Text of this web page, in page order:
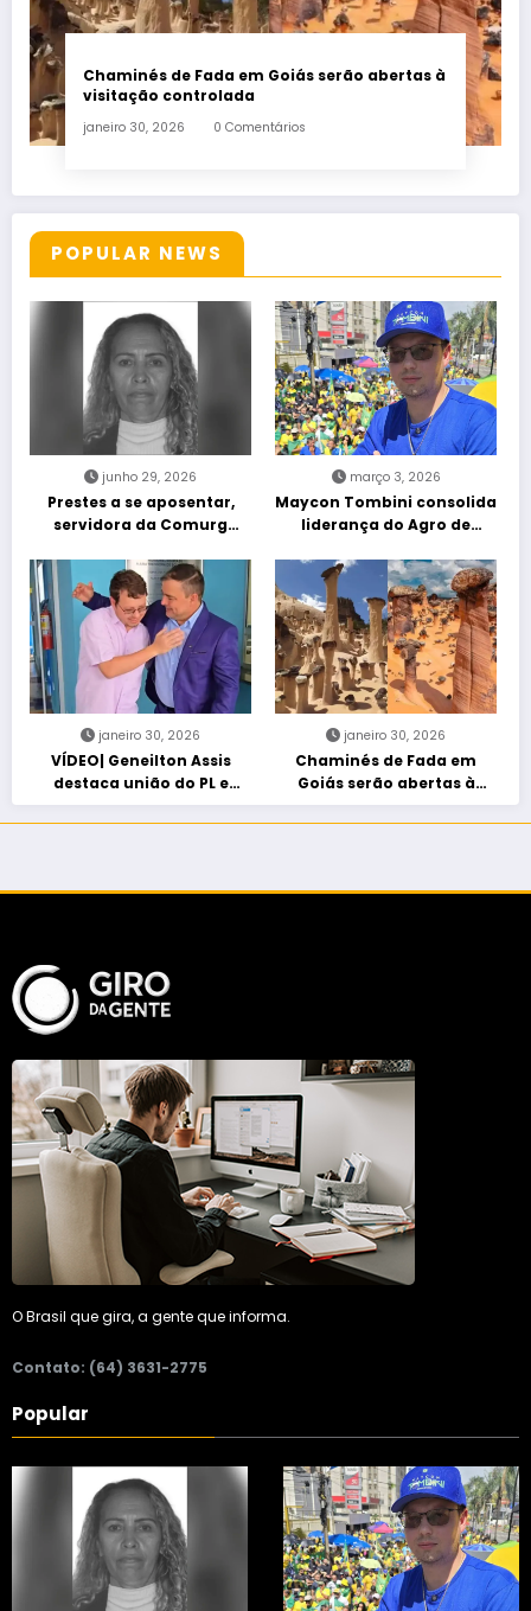
Chaminés de Fada em Goiás serão abertas à
visitação controlada
janeiro 30, 2026 0 Comentários
POPULAR NEWS
junho 29, 2026
Prestes a se aposentar,
servidora da Comurg
entra em protocolo de
morte encefálica
março 3, 2026
Maycon Tombini consolida
liderança do Agro de
“Acorda Brasil” em Goiânia
janeiro 30, 2026
VÍDEO| Geneilton Assis
destaca união do PL e
consolidação de apoio a
Maycon Tombini em Jataí
janeiro 30, 2026
Chaminés de Fada em
Goiás serão abertas à
visitação controlada
O Brasil que gira, a gente que informa.
Contato: (64) 3631-2775
Popular